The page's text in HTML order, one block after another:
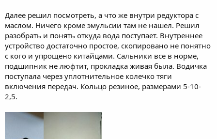
Далее решил посмотреть, а что же внутри редуктора с
маслом. Ничего кроме эмульсии там не нашел. Решил
разобрать и понять откуда вода поступает. Внутреннее
устройство достаточно простое, скопировано не понятно
с кого и упрощено китайцами. Сальники все в норме,
подшипник не люфтит, прокладка живая была. Водичка
поступала через уплотнительное колечко тяги
включения передач. Кольцо резиное, размерами 5-10-
2,5.